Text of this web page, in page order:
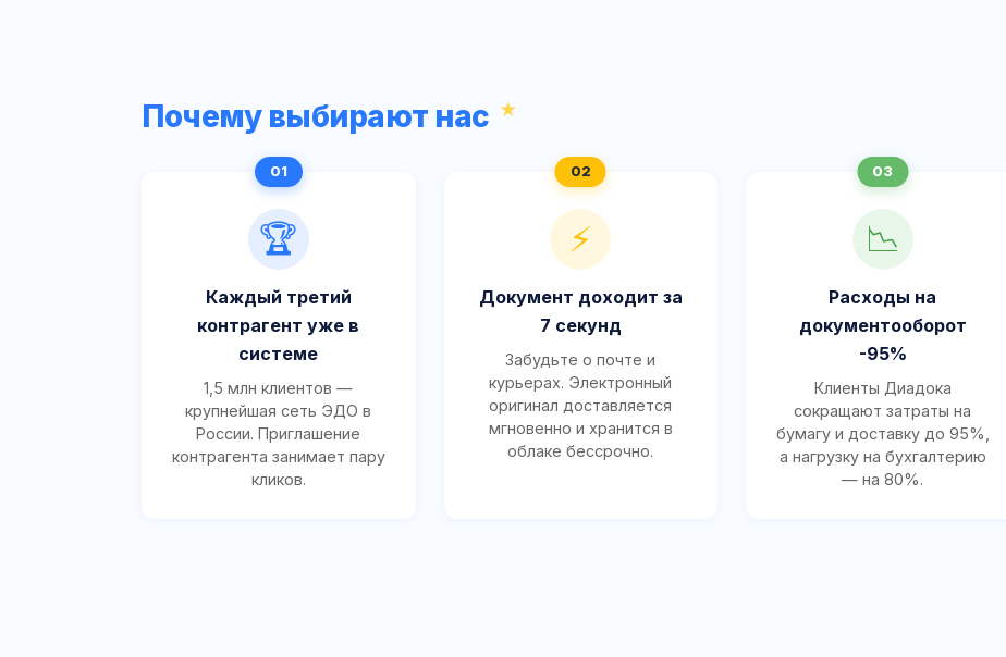
Почему выбирают нас
🏆
Каждый третий
контрагент уже в
системе
1,5 млн клиентов —
крупнейшая сеть ЭДО в
России. Приглашение
контрагента занимает пару
кликов.
⚡
Документ доходит за
7 секунд
Забудьте о почте и
курьерах. Электронный
оригинал доставляется
мгновенно и хранится в
облаке бессрочно.
📉
Расходы на
документооборот
-95%
Клиенты Диадока
сокращают затраты на
бумагу и доставку до 95%,
а нагрузку на бухгалтерию
— на 80%.